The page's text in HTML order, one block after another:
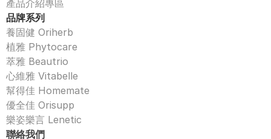
產品介紹專區
品牌系列
養固健 Oriherb
植雅 Phytocare
萃雅 Beautrio
心維雅 Vitabelle
幫得佳 Homemate
優全佳 Orisupp
樂姿樂言 Lenetic
聯絡我們